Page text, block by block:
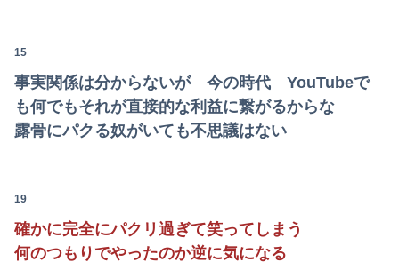
文豪界で一番の面白人間って誰なん？ｗｗｗｗｗ
15
事実関係は分からないが 今の時代 YouTubeで
も何でもそれが直接的な利益に繋がるからな
露骨にパクる奴がいても不思議はない
19
確かに完全にパクリ過ぎて笑ってしまう
何のつもりでやったのか逆に気になる